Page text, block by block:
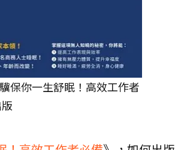
保你一生舒眠！高效工作者